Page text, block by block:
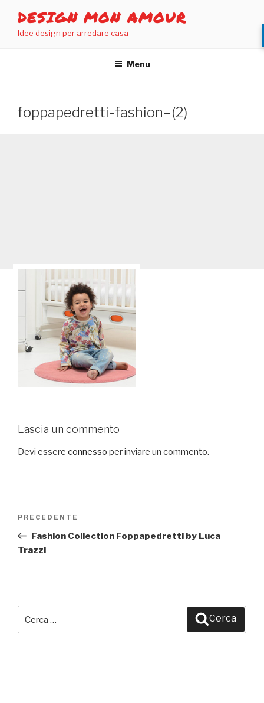
contenuto
DESIGN MON AMOUR
Idee design per arredare casa
Menu
foppapedretti-fashion–(2)
Lascia un commento
Devi essere connesso per inviare un commento.
Articolo
precedente:
PRECEDENTE
Fashion Collection Foppapedretti by Luca
Trazzi
Cerca